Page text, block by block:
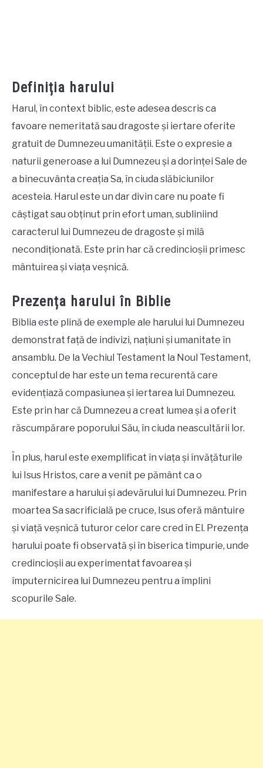
Definiția harului
Harul, în context biblic, este adesea descris ca
favoare nemeritată sau dragoste și iertare oferite
gratuit de Dumnezeu umanității. Este o expresie a
naturii generoase a lui Dumnezeu și a dorinței Sale de
a binecuvânta creația Sa, în ciuda slăbiciunilor
acesteia. Harul este un dar divin care nu poate fi
câștigat sau obținut prin efort uman, subliniind
caracterul lui Dumnezeu de dragoste și milă
necondiționată. Este prin har că credincioșii primesc
mântuirea și viața veșnică.
Prezența harului în Biblie
Biblia este plină de exemple ale harului lui Dumnezeu
demonstrat față de indivizi, națiuni și umanitate în
ansamblu. De la Vechiul Testament la Noul Testament,
conceptul de har este un tema recurentă care
evidențiază compasiunea și iertarea lui Dumnezeu.
Este prin har că Dumnezeu a creat lumea și a oferit
răscumpărare poporului Său, în ciuda neascultării lor.
În plus, harul este exemplificat în viața și învățăturile
lui Isus Hristos, care a venit pe pământ ca o
manifestare a harului și adevărului lui Dumnezeu. Prin
moartea Sa sacrificială pe cruce, Isus oferă mântuire
și viață veșnică tuturor celor care cred în El. Prezența
harului poate fi observată și în biserica timpurie, unde
credincioșii au experimentat favoarea și
împuternicirea lui Dumnezeu pentru a împlini
scopurile Sale.